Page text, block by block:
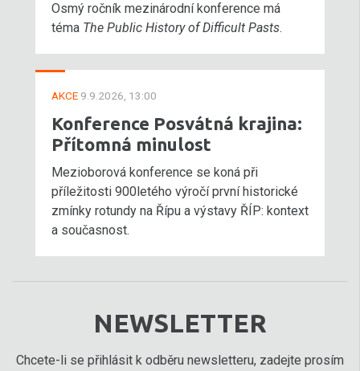
Osmý ročník mezinárodní konference má
téma The Public History of Difficult Pasts.
AKCE 9.9.2026, 13:00
Konference Posvátná krajina:
Přítomná minulost
Mezioborová konference se koná při
příležitosti 900letého výročí první historické
zmínky rotundy na Řípu a výstavy ŘÍP: kontext
a současnost.
NEWSLETTER
Chcete-li se přihlásit k odběru newsletteru, zadejte prosím